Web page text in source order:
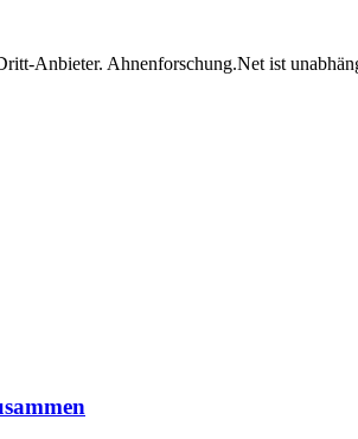
Anbieter. Ahnenforschung.Net ist